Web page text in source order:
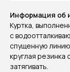
Информация об
Куртка,
с
спущенную
круглая
затягивать.